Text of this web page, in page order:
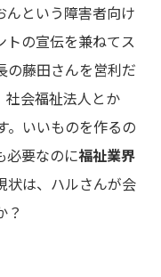
んという障害者向け
トの宣伝を兼ねてス
の藤田さんを営利だ
社会福祉法人とか
。いいものを作るの
必要なのに福祉業界
状は、ハルさんが会
？